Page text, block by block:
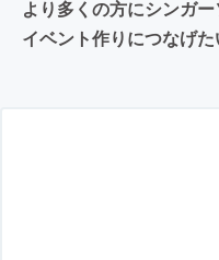
より多くの方にシンガ
イベント作りにつなげた